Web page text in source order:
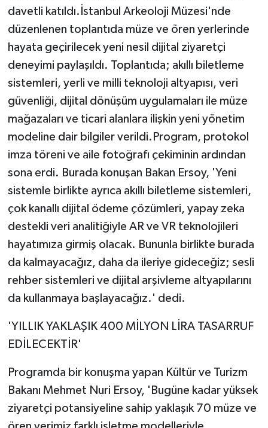
davetli katıldı.İstanbul Arkeoloji Müzesi'nde
düzenlenen toplantıda müze ve ören yerlerinde
hayata geçirilecek yeni nesil dijital ziyaretçi
deneyimi paylaşıldı. Toplantıda; akıllı biletleme
sistemleri, yerli ve milli teknoloji altyapısı, veri
güvenliği, dijital dönüşüm uygulamaları ile müze
mağazaları ve ticari alanlara ilişkin yeni yönetim
modeline dair bilgiler verildi.Program, protokol
imza töreni ve aile fotoğrafı çekiminin ardından
sona erdi. Burada konuşan Bakan Ersoy, 'Yeni
sistemle birlikte ayrıca akıllı biletleme sistemleri,
çok kanallı dijital ödeme çözümleri, yapay zeka
destekli veri analitiğiyle AR ve VR teknolojileri
hayatımıza girmiş olacak. Bununla birlikte burada
da kalmayacağız, daha da ileriye gideceğiz; sesli
rehber sistemleri ve dijital arşivleme altyapılarını
da kullanmaya başlayacağız.' dedi.
'YILLIK YAKLAŞIK 400 MİLYON LİRA TASARRUF
EDİLECEKTİR'
Programda bir konuşma yapan Kültür ve Turizm
Bakanı Mehmet Nuri Ersoy, 'Bugüne kadar yüksek
ziyaretçi potansiyeline sahip yaklaşık 70 müze ve